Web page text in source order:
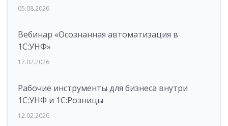
05.08.2026
Вебинар «Осознанная автоматизация в
1С:УНФ»
17.02.2026
Рабочие инструменты для бизнеса внутри
1С:УНФ и 1С:Розницы
12.02.2026